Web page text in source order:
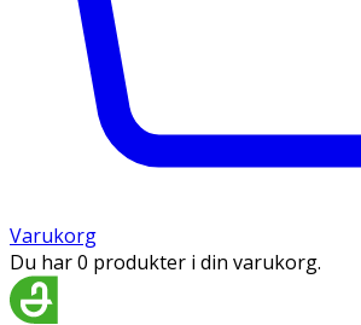
Varukorg
Du har 0 produkter i din varukorg.